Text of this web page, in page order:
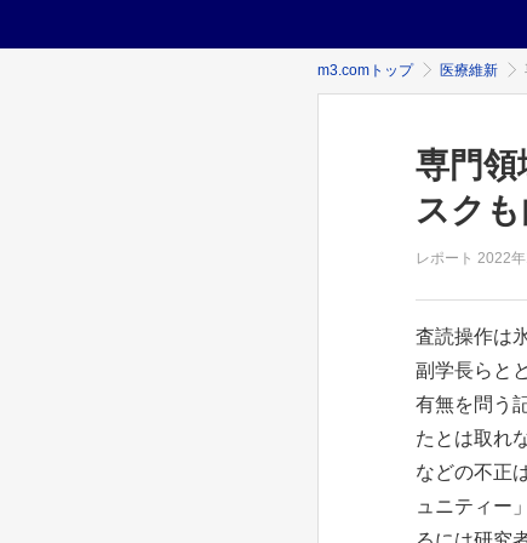
m3.comトップ 医療維新
専門領
スク
レポート 2022年
査読操作は
副学長らと
有無を問う
たとは取れ
などの不正
ュニティー